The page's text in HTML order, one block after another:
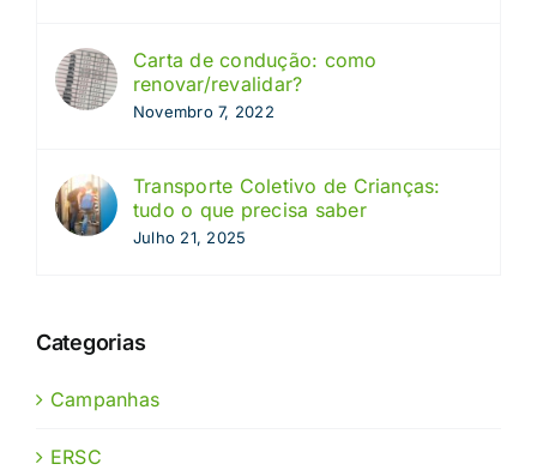
Carta de condução: como
renovar/revalidar?
Novembro 7, 2022
Transporte Coletivo de Crianças:
tudo o que precisa saber
Julho 21, 2025
Categorias
Campanhas
ERSC